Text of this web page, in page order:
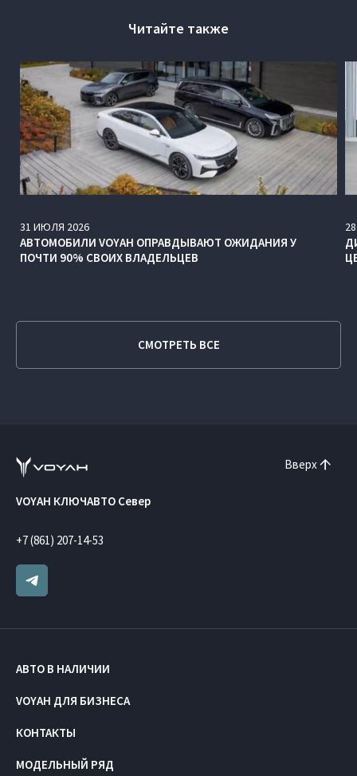
Читайте также
31 ИЮЛЯ 2026
АВТОМОБИЛИ VOYAH ОПРАВДЫВАЮТ ОЖИДАНИЯ У
ПОЧТИ 90% СВОИХ ВЛАДЕЛЬЦЕВ
28
СМОТРЕТЬ ВСЕ
Вверх
VOYAH КЛЮЧАВТО Север
+7 (861) 207-14-53
АВТО В НАЛИЧИИ
VOYAH ДЛЯ БИЗНЕСА
КОНТАКТЫ
МОДЕЛЬНЫЙ РЯД